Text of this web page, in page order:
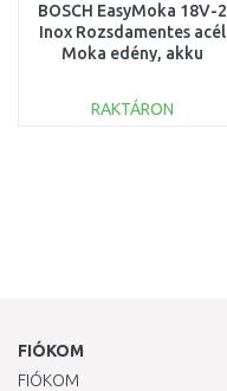
BOSCH EasyMoka 18V-2
Inox Rozsdamentes acél
Moka edény, akku
RAKTÁRON
FIÓKOM
FIÓKOM